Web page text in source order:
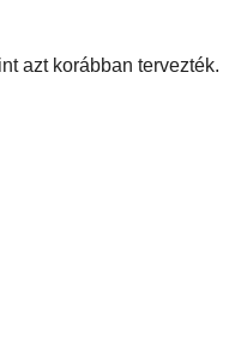
azt korábban tervezték.